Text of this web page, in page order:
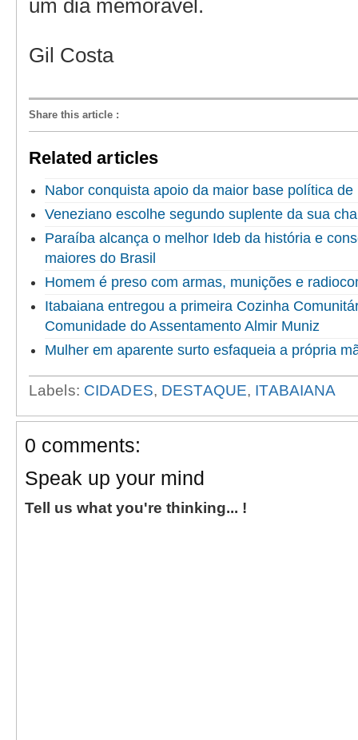
um dia memorável.
Gil Costa
Share this article :
Related articles
Nabor conquista apoio da maior base política de
Veneziano escolhe segundo suplente da sua
Paraíba alcança o melhor Ideb da história e
maiores do Brasil
Homem é preso com armas, munições e
Itabaiana entregou a primeira Cozinha
Comunidade do Assentamento Almir Muniz
Mulher em aparente surto esfaqueia a própria
Labels: CIDADES, DESTAQUE, ITABAIANA
0 comments:
Speak up your mind
Tell us what you're thinking... !